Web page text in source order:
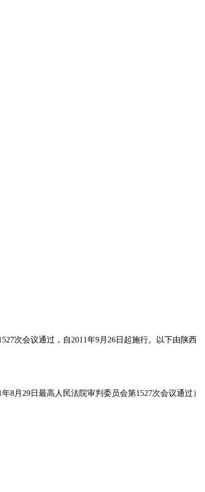
次会议通过，自2011年9月26日起施行。以下由陕西
年8月29日最高人民法院审判委员会第1527次会议通过）